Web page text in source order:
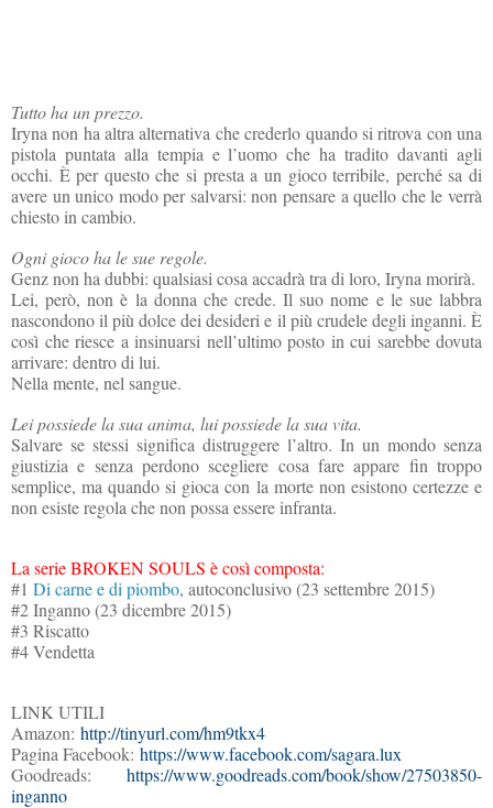
Tutto ha un prezzo.
Iryna non ha altra alternativa che crederlo quando si ritrova con una
pistola puntata alla tempia e l’uomo che ha tradito davanti agli
occhi. È per questo che si presta a un gioco terribile, perché sa di
avere un unico modo per salvarsi: non pensare a quello che le verrà
chiesto in cambio.
Ogni gioco ha le sue regole.
Genz non ha dubbi: qualsiasi cosa accadrà tra di loro, Iryna morirà.
Lei, però, non è la donna che crede. Il suo nome e le sue labbra
nascondono il più dolce dei desideri e il più crudele degli inganni. È
così che riesce a insinuarsi nell’ultimo posto in cui sarebbe dovuta
arrivare: dentro di lui.
Nella mente, nel sangue.
Lei possiede la sua anima, lui possiede la sua vita.
Salvare se stessi significa distruggere l’altro. In un mondo senza
giustizia e senza perdono scegliere cosa fare appare fin troppo
semplice, ma quando si gioca con la morte non esistono certezze e
non esiste regola che non possa essere infranta.
La serie BROKEN SOULS è così composta:
#1 Di carne e di piombo, autoconclusivo (23 settembre 2015)
#2 Inganno (23 dicembre 2015)
#3 Riscatto
#4 Vendetta
LINK UTILI
Amazon: http://tinyurl.com/hm9tkx4
Pagina Facebook: https://www.facebook.com/sagara.lux
Goodreads: https://www.goodreads.com/book/show/27503850-
inganno